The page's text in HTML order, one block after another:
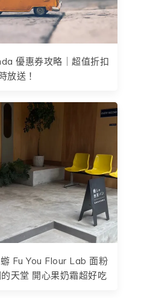
優惠券攻略｜超值折扣
放送！
Fu You Flour Lab 面粉
天堂 開心果奶霜超好吃